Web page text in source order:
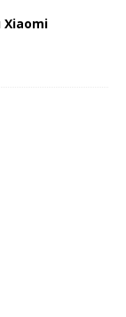
Xiaomi